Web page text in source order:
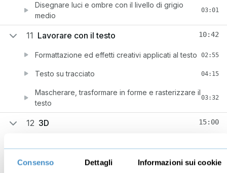
Consenso Dettagli Informazioni sui cookie
Disegnare luci e ombre con il livello di grigio
medio
03:01
11 Lavorare con il testo 10:42
Formattazione ed effetti creativi applicati al testo 02:55
Testo su tracciato 04:15
Mascherare, trasformare in forme e rasterizzare il
testo
03:32
12 3D 15:00
Creare e manipolare oggetti 3D 07:18